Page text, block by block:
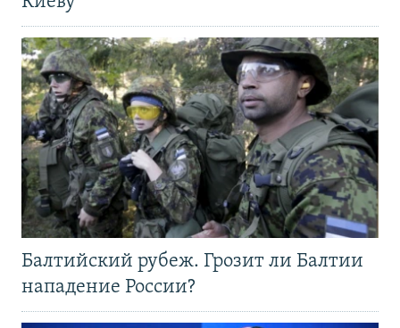
Балтийский рубеж. Грозит ли Балтии
нападение России?